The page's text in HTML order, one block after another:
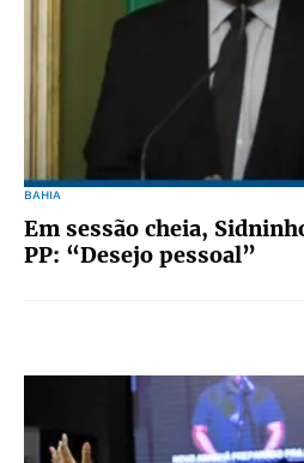
BAHIA
Em sessão cheia,
PP: “Desejo pessoal”